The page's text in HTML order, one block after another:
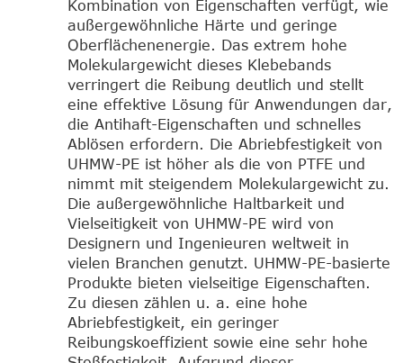
Kombination von Eigenschaften verfügt, wie
außergewöhnliche Härte und geringe
Oberflächenenergie. Das extrem hohe
Molekulargewicht dieses Klebebands
verringert die Reibung deutlich und stellt
eine effektive Lösung für Anwendungen dar,
die Antihaft-Eigenschaften und schnelles
Ablösen erfordern. Die Abriebfestigkeit von
UHMW-PE ist höher als die von PTFE und
nimmt mit steigendem Molekulargewicht zu.
Die außergewöhnliche Haltbarkeit und
Vielseitigkeit von UHMW-PE wird von
Designern und Ingenieuren weltweit in
vielen Branchen genutzt. UHMW-PE-basierte
Produkte bieten vielseitige Eigenschaften.
Zu diesen zählen u. a. eine hohe
Abriebfestigkeit, ein geringer
Reibungskoeffizient sowie eine sehr hohe